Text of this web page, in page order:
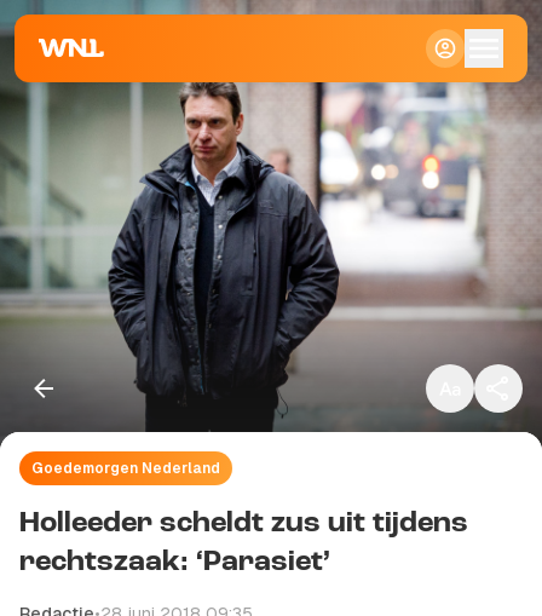
Klein
Standaard
Goedemorgen Nederland
Holleeder scheldt zus uit tijdens
rechtszaak: ‘Parasiet’